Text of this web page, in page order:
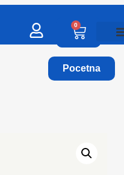
0
Pocetna